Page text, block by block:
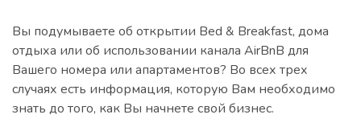
Вы подумываете об открытии Bed & Breakfast, дома
отдыха или об использовании канала AirBnB для
Вашего номера или апартаментов? Во всех трех
случаях есть информация, которую Вам необходимо
знать до того, как Вы начнете свой бизнес.